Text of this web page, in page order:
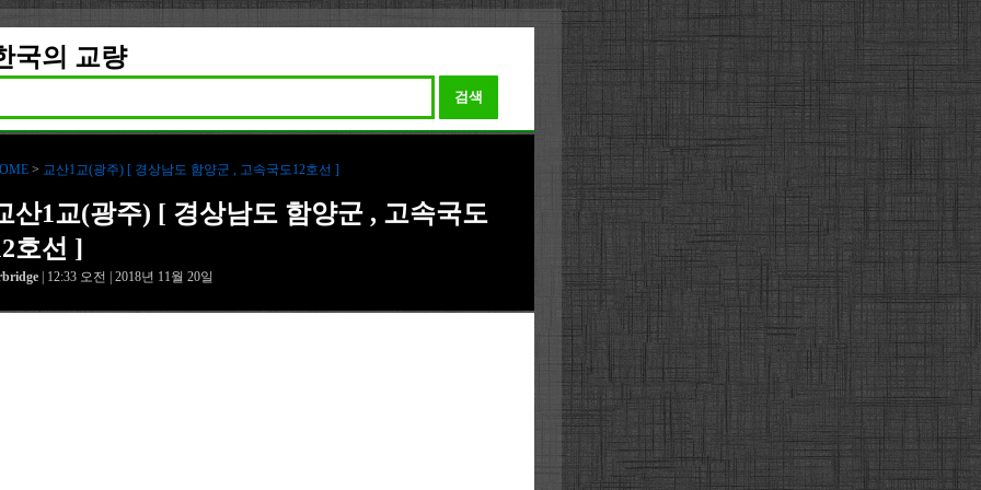
국의 교량
검색
> 교산1교(광주) [ 경상남도 함양군 , 고속국도12호선 ]
산1교(광주) [ 경상남도 함양군 , 고속국도
호선 ]
| 12:33 오전 | 2018년 11월 20일